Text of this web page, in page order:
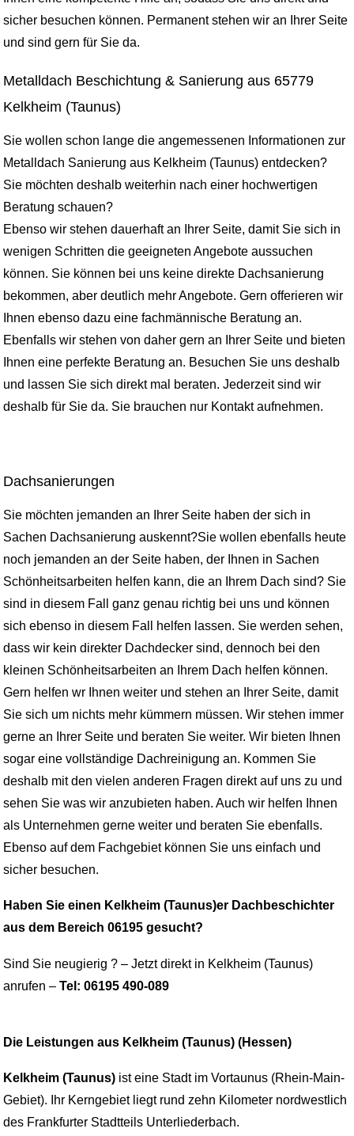
sicher besuchen können. Permanent stehen wir an Ihrer Seite
und sind gern für Sie da.
Metalldach Beschichtung & Sanierung aus 65779
Kelkheim (Taunus)
Sie wollen schon lange die angemessenen Informationen zur
Metalldach Sanierung aus Kelkheim (Taunus) entdecken?
Sie möchten deshalb weiterhin nach einer hochwertigen
Beratung schauen?
Ebenso wir stehen dauerhaft an Ihrer Seite, damit Sie sich in
wenigen Schritten die geeigneten Angebote aussuchen
können. Sie können bei uns keine direkte Dachsanierung
bekommen, aber deutlich mehr Angebote. Gern offerieren wir
Ihnen ebenso dazu eine fachmännische Beratung an.
Ebenfalls wir stehen von daher gern an Ihrer Seite und bieten
Ihnen eine perfekte Beratung an. Besuchen Sie uns deshalb
und lassen Sie sich direkt mal beraten. Jederzeit sind wir
deshalb für Sie da. Sie brauchen nur Kontakt aufnehmen.
Dachsanierungen
Sie möchten jemanden an Ihrer Seite haben der sich in
Sachen Dachsanierung auskennt?Sie wollen ebenfalls heute
noch jemanden an der Seite haben, der Ihnen in Sachen
Schönheitsarbeiten helfen kann, die an Ihrem Dach sind? Sie
sind in diesem Fall ganz genau richtig bei uns und können
sich ebenso in diesem Fall helfen lassen. Sie werden sehen,
dass wir kein direkter Dachdecker sind, dennoch bei den
kleinen Schönheitsarbeiten an Ihrem Dach helfen können.
Gern helfen wr Ihnen weiter und stehen an Ihrer Seite, damit
Sie sich um nichts mehr kümmern müssen. Wir stehen immer
gerne an Ihrer Seite und beraten Sie weiter. Wir bieten Ihnen
sogar eine vollständige Dachreinigung an. Kommen Sie
deshalb mit den vielen anderen Fragen direkt auf uns zu und
sehen Sie was wir anzubieten haben. Auch wir helfen Ihnen
als Unternehmen gerne weiter und beraten Sie ebenfalls.
Ebenso auf dem Fachgebiet können Sie uns einfach und
sicher besuchen.
Haben Sie einen Kelkheim (Taunus)er Dachbeschichter
aus dem Bereich 06195 gesucht?
Sind Sie neugierig ? – Jetzt direkt in Kelkheim (Taunus)
anrufen – Tel: 06195 490-089
Die Leistungen aus Kelkheim (Taunus) (Hessen)
Kelkheim (Taunus) ist eine Stadt im Vortaunus (Rhein-Main-
Gebiet). Ihr Kerngebiet liegt rund zehn Kilometer nordwestlich
des Frankfurter Stadtteils Unterliederbach.